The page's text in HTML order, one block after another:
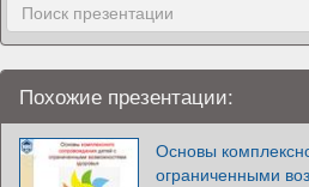
Похожие презентации:
Основы
ограниченными